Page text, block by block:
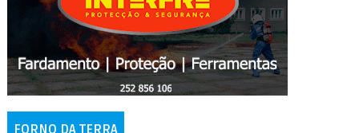
FORNO DA TERRA